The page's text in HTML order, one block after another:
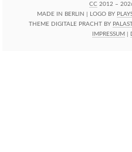
CC 2012 –
MADE IN BERLIN | LOGO BY
THEME DIGITALE PRACHT BY
IMPRESSUM